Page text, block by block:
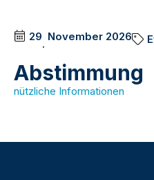
29
.
November 2026
Abstimmung
nützliche Informationen